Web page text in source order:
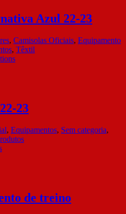
Azul 22-23
, Camisolas Oficiais, Equipamento
, Têxtil
23
, Equipamentos, Sem categoria,
de treino